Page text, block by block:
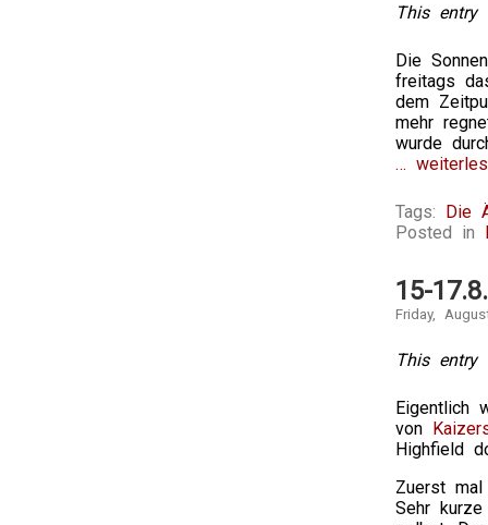
This entry
Die
freitags
dem
mehr
wurde
…
Tags: Die
Posted in
15-
Friday,
This entry
Eigentlich
von
Highfield
Zuerst
Sehr